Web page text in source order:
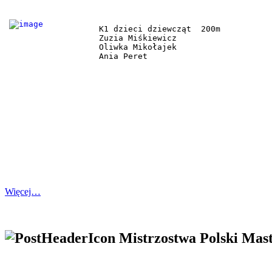
K1 dzieci dziewcząt  200m
Zuzia Miśkiewicz
Oliwka Mikołajek
Ania Peret
Więcej…
Mistrzostwa Polski